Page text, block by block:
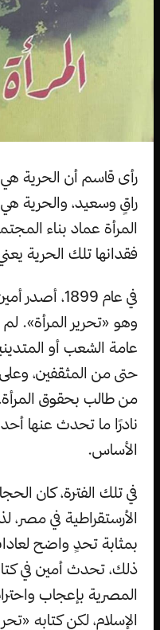
رأى قاسم أن الحرية هي
راقٍ وسعيد، والحرية هي
المرأة عماد بناء
فقدانها تلك الحرية
في عام 1899،
وهو «تحرير المرأة».
عامة الشعب أو
حتى من المثقفين،
من طالب بحقوق
نادرًا ما تحدث عنها
الأساس.
في تلك الفترة، كان
الأرستقراطية في مصر،
بمثابة تحدٍ واضح
ذلك، تحدث أمين في
المصرية بإعجاب
الإسلام، لكن كتابه